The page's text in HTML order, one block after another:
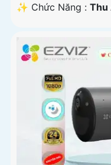
️✨ Chức Năng : Thu